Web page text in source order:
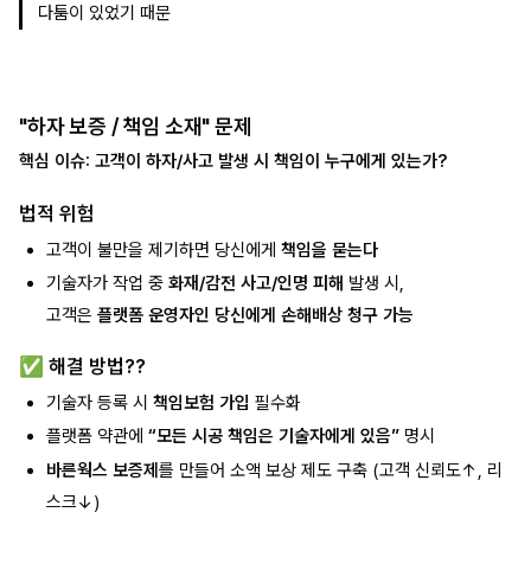
다툼이 있었기 때문
"하자 보증 / 책임 소재" 문제
핵심 이슈: 고객이 하자/사고 발생 시 책임이 누구에게 있는가?
법적 위험
고객이 불만을 제기하면 당신에게 책임을 묻는다
기술자가 작업 중 화재/감전 사고/인명 피해 발생 시,
고객은 플랫폼 운영자인 당신에게 손해배상 청구 가능
✅ 해결 방법??
기술자 등록 시 책임보험 가입 필수화
플랫폼 약관에 “모든 시공 책임은 기술자에게 있음”명시
바른웍스 보증제 를 만들어 소액 보상 제도 구축 (고객 신뢰도↑, 리
스크↓)